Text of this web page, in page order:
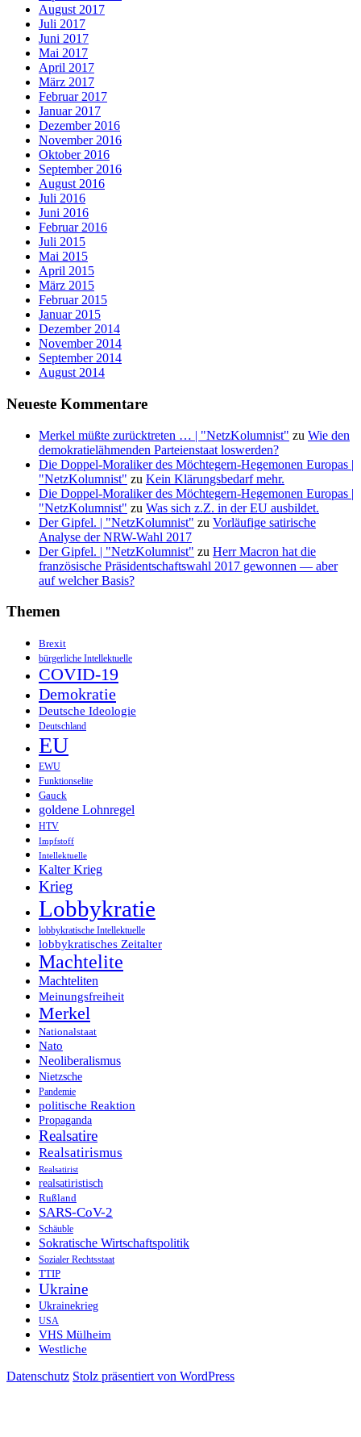
August 2017
Juli 2017
Juni 2017
Mai 2017
April 2017
März 2017
Februar 2017
Januar 2017
Dezember 2016
November 2016
Oktober 2016
September 2016
August 2016
Juli 2016
Juni 2016
Februar 2016
Juli 2015
Mai 2015
April 2015
März 2015
Februar 2015
Januar 2015
Dezember 2014
November 2014
September 2014
August 2014
Neueste Kommentare
Merkel müßte zurücktreten … | "NetzKolumnist" zu Wie den
demokratielähmenden Parteienstaat loswerden?
Die Doppel-Moraliker des Möchtegern-Hegemonen Europas |
"NetzKolumnist" zu Kein Klärungsbedarf mehr.
Die Doppel-Moraliker des Möchtegern-Hegemonen Europas |
"NetzKolumnist" zu Was sich z.Z. in der EU ausbildet.
Der Gipfel. | "NetzKolumnist" zu Vorläufige satirische
Analyse der NRW-Wahl 2017
Der Gipfel. | "NetzKolumnist" zu Herr Macron hat die
französische Präsidentschaftswahl 2017 gewonnen — aber
auf welcher Basis?
Themen
Brexit
bürgerliche Intellektuelle
COVID-19
Demokratie
Deutsche Ideologie
Deutschland
EU
EWU
Funktionselite
Gauck
goldene Lohnregel
HTV
Impfstoff
Intellektuelle
Kalter Krieg
Krieg
Lobbykratie
lobbykratische Intellektuelle
lobbykratisches Zeitalter
Machtelite
Machteliten
Meinungsfreiheit
Merkel
Nationalstaat
Nato
Neoliberalismus
Nietzsche
Pandemie
politische Reaktion
Propaganda
Realsatire
Realsatirismus
Realsatirist
realsatiristisch
Rußland
SARS-CoV-2
Schäuble
Sokratische Wirtschaftspolitik
Sozialer Rechtsstaat
TTIP
Ukraine
Ukrainekrieg
USA
VHS Mülheim
Westliche
Datenschutz Stolz präsentiert von WordPress